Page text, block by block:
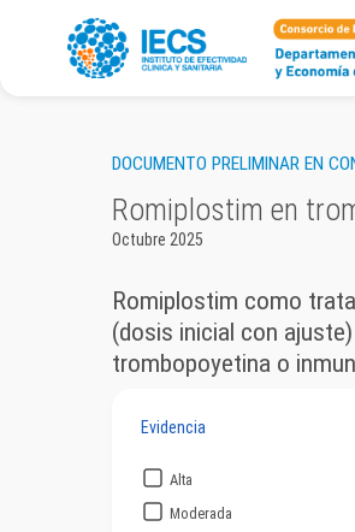
DOCUMENTO PRELIMINAR EN
Romiplostim en
Octubre 2025
Romiplostim como
(dosis inicial con
trombopoyetina o
Evidencia
Alta
Moderada